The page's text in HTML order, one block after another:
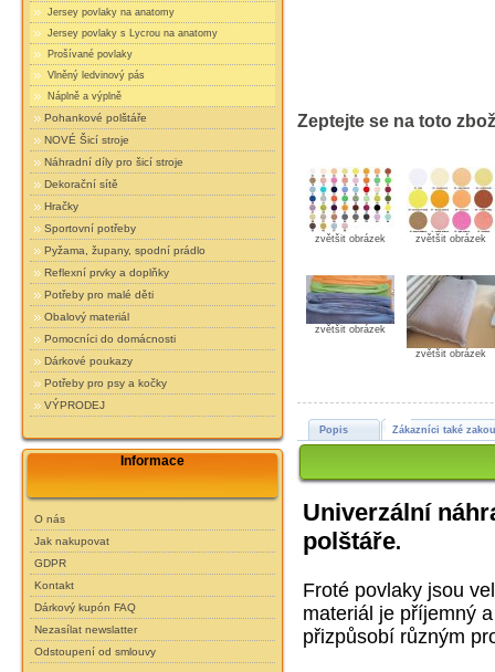
Jersey povlaky na anatomy
Jersey povlaky s Lycrou na anatomy
Prošívané povlaky
Vlněný ledvinový pás
Náplně a výplně
Pohankové polštáře
NOVÉ Šicí stroje
Náhradní díly pro šicí stroje
Dekorační sítě
Hračky
Sportovní potřeby
Pyžama, župany, spodní prádlo
Reflexní prvky a doplňky
Potřeby pro malé děti
Obalový materiál
Pomocníci do domácnosti
Dárkové poukazy
Potřeby pro psy a kočky
VÝPRODEJ
Informace
O nás
Jak nakupovat
GDPR
Kontakt
Dárkový kupón FAQ
Nezasílat newslatter
Odstoupení od smlouvy
Zeptejte se na toto
zvětšit obrázek zvětšit obrázek
zvětšit obrázek
zvětšit obrázek
Popis Zákazníci také
Univerzální
polštáře.
Froté povlaky jsou
materiál je příjemný
přizpůsobí různým